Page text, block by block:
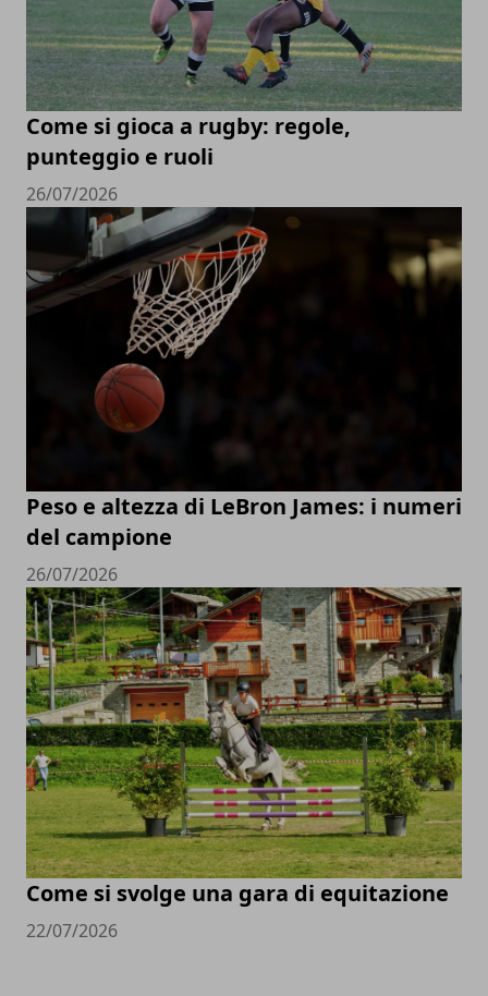
Come si gioca a rugby: regole,
punteggio e ruoli
26/07/2026
Peso e altezza di LeBron James: i numeri
del campione
26/07/2026
Come si svolge una gara di equitazione
22/07/2026